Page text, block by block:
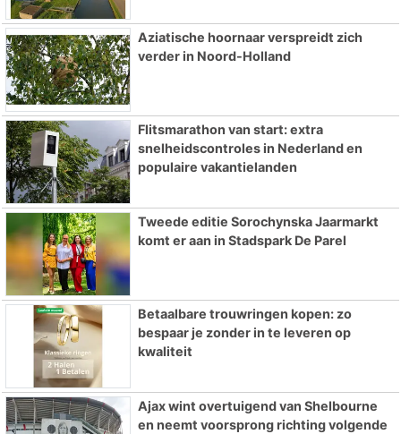
Aziatische hoornaar verspreidt zich
verder in Noord-Holland
Flitsmarathon van start: extra
snelheidscontroles in Nederland en
populaire vakantielanden
Tweede editie Sorochynska Jaarmarkt
komt er aan in Stadspark De Parel
Betaalbare trouwringen kopen: zo
bespaar je zonder in te leveren op
kwaliteit
Ajax wint overtuigend van Shelbourne
en neemt voorsprong richting volgende